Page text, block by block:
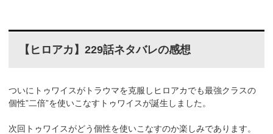
【ヒロアカ】229話ネタバレの感想
ついにトゥワイスがトラウマを克服しヒロアカでも最強クラスの
個性”二倍”を使いこなすトゥワイスが誕生しました。
次回トゥワイスがどう個性を使いこなすのか楽しみであります。